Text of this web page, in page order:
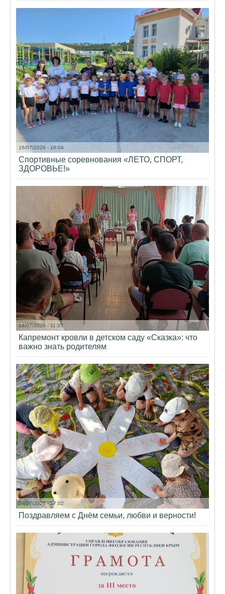
16/07/2026 - 16:04
Спортивные соревнования «ЛЕТО, СПОРТ,
ЗДОРОВЬЕ!»
14/07/2026 - 11:35
Капремонт кровли в детском саду «Сказка»: что
важно знать родителям
08/07/2026 - 17:02
Поздравляем с Днём семьи, любви и верности!